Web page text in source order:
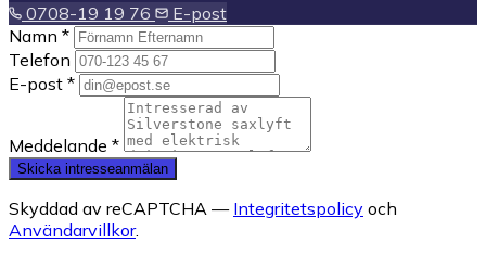
0708-19 19 76
E-post
Namn *
Telefon
E-post *
Meddelande *
Skicka intresseanmälan
Skyddad av reCAPTCHA — Integritetspolicy och
Användarvillkor.